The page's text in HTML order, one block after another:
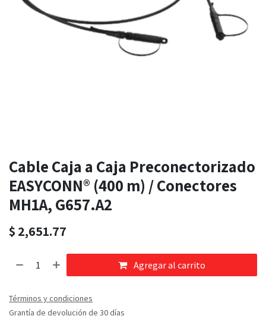
Cable Caja a Caja Preconectorizado
EASYCONN® (400 m) / Conectores
MH1A, G657.A2
$ 2,651.77
Agregar al carrito
Términos y condiciones
Grantía de devolución de 30 días